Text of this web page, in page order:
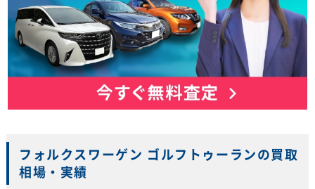
フォルクスワーゲン ゴルフトゥーランの買取
相場・実績